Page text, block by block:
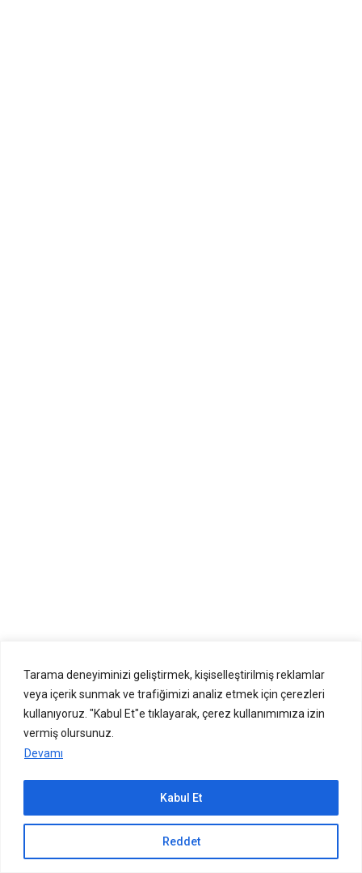
Tarama deneyiminizi geliştirmek, kişiselleştirilmiş reklamlar
veya içerik sunmak ve trafiğimizi analiz etmek için çerezleri
kullanıyoruz. "Kabul Et"e tıklayarak, çerez kullanımımıza izin
vermiş olursunuz.
Devamı
Reddet
Kabul Et
Sıradaki içerik: